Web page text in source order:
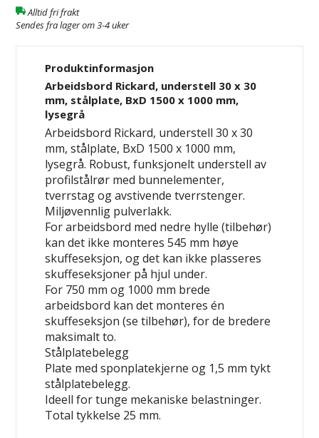
Alltid fri frakt
Sendes fra lager om 3-4 uker
Produktinformasjon
Arbeidsbord Rickard, understell 30 x 30
mm, stålplate, BxD 1500 x 1000 mm,
lysegrå
Arbeidsbord Rickard, understell 30 x 30
mm, stålplate, BxD 1500 x 1000 mm,
lysegrå. Robust, funksjonelt understell av
profilstålrør med bunnelementer,
tverrstag og avstivende tverrstenger.
Miljøvennlig pulverlakk.
For arbeidsbord med nedre hylle (tilbehør)
kan det ikke monteres 545 mm høye
skuffeseksjon, og det kan ikke plasseres
skuffeseksjoner på hjul under.
For 750 mm og 1000 mm brede
arbeidsbord kan det monteresén
skuffeseksjon (se tilbehør), for de bredere
maksimaltto.
Stålplatebelegg
Plate med sponplatekjerne og 1,5 mm tykt
stålplatebelegg.
Ideell for tunge mekaniske belastninger.
Total tykkelse 25 mm.